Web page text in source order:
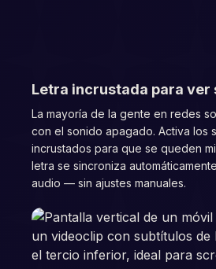
Letra incrustada para ver
La mayoría de la gente en redes
con el sonido apagado. Activa los
incrustados para que se queden
letra se sincroniza
audio — sin ajustes manuales.